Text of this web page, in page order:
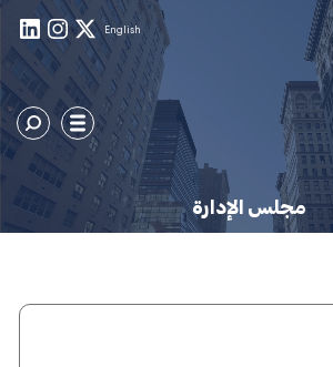
English
مجلس الإدارة